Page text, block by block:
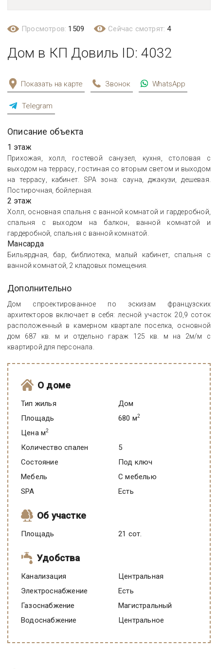
Просмотров: 1509 Сейчас смотрят:4
Дом в КП Довиль ID: 4032
Показать на карте Звонок WhatsApp
Telegram
Описание объекта
1 этаж
Прихожая, холл, гостевой санузел, кухня, столовая с
выходом на террасу, гостиная со вторым светом и выходом
на террасу, кабинет. SPA зона: сауна, джакузи, дешевая.
Постирочная, бойлерная.
2 этаж
Холл, основная спальня с ванной комнатой и гардеробной,
спальня с выходом на балкон, ванной комнатой и
гардеробной, спальня с ванной комнатой.
Мансарда
Бильярдная, бар, библиотека, малый кабинет, спальня с
ванной комнатой, 2 кладовых помещения.
Дополнительно
Дом спроектированное по эскизам французских
архитекторов включает в себя: лесной участок 20,9 соток
расположенный в камерном квартале поселка, основной
дом 687 кв. м и отдельно гараж 125 кв. м на 2м/м с
квартирой для персонала.
О доме
Тип жилья
Дом
Площадь
680 м2
Цена м2
Количество спален
5
Состояние
под ключ
Мебель
C мебелью
SPA
есть
Об участке
Площадь 21 сот.
Удобства
Канализация
Центральная
Электроснабжение
есть
Газоснабжение
Магистральный
Водоснабжение
Центральное